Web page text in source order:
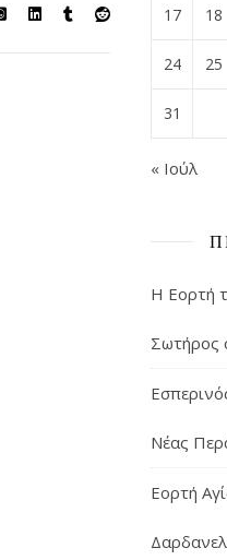
17 18
24 25
31
« Ιούλ
Η Εορτή
Σωτήρος
Νέας
Εορτή